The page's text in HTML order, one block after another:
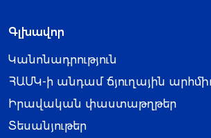
Գլխավոր
Կանոնադրություն
ՀԱՄԿ-ի անդամ ճյուղային
Իրավական փաստաթղթեր
Տեսանյութեր